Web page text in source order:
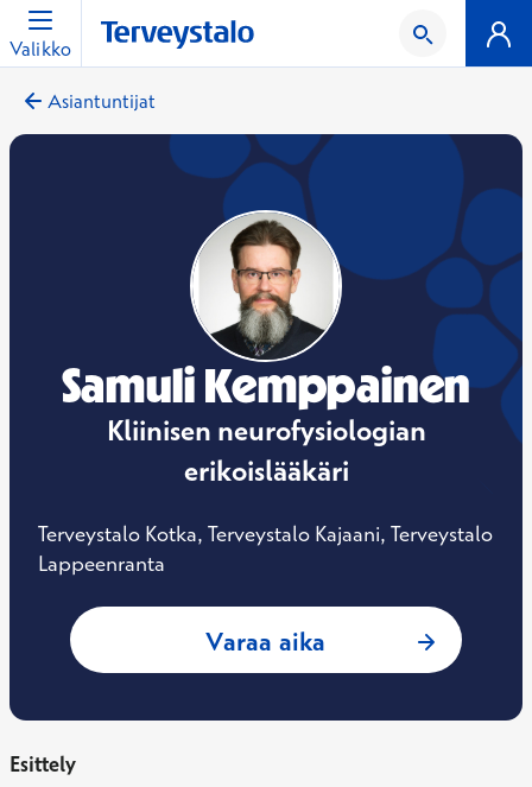
Valikko
Asiantuntijat
Samuli Kemppainen
Kliinisen neurofysiologian
erikoislääkäri
Terveystalo Kotka, Terveystalo Kajaani, Terveystalo
Lappeenranta
Varaa aika : Samuli
Esittely